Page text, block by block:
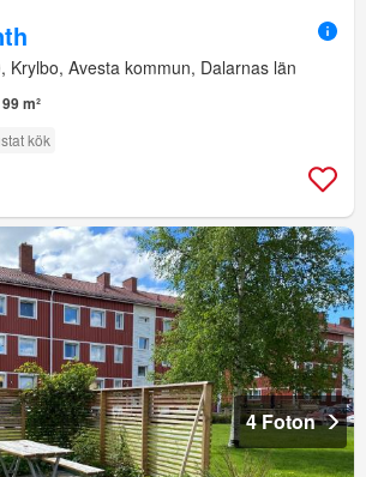
Krylbo, Avesta kommun, Dalarnas län
99 m²
kök
4 Foton